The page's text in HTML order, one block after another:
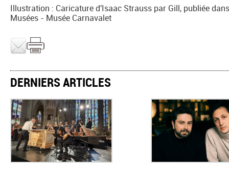
Illustration : Caricature d'Isaac Strauss par Gill, publiée
Musées - Musée Carnavalet
DERNIERS ARTICLES